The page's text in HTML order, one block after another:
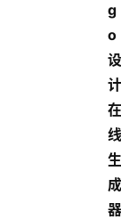
g
o
设
计
在
线
生
成
器